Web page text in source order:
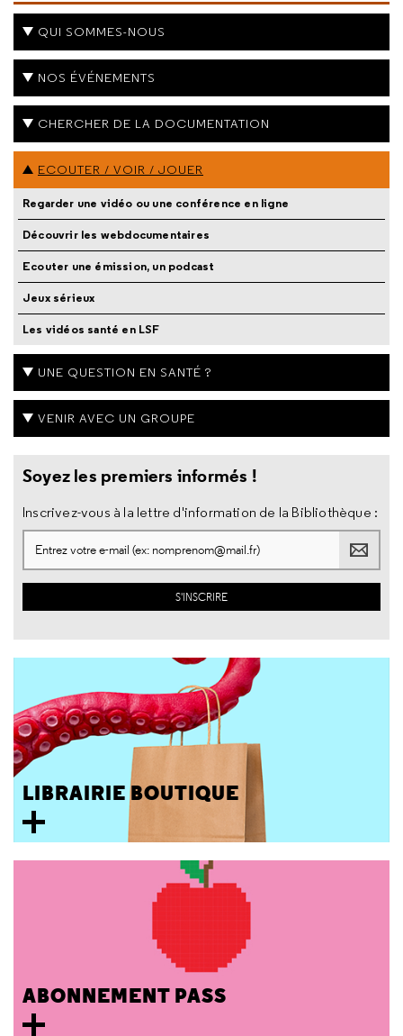
QUI SOMMES-NOUS
NOS ÉVÉNEMENTS
CHERCHER DE LA DOCUMENTATION
ECOUTER / VOIR / JOUER
Regarder une vidéo ou une conférence en ligne
Découvrir les webdocumentaires
Ecouter une émission, un podcast
Jeux sérieux
Les vidéos santé en LSF
UNE QUESTION EN SANTÉ ?
VENIR AVEC UN GROUPE
Soyez les premiers informés !
Inscrivez-vous à la lettre d'information de la Bibliothèque :
LIBRAIRIE BOUTIQUE
ABONNEMENT PASS